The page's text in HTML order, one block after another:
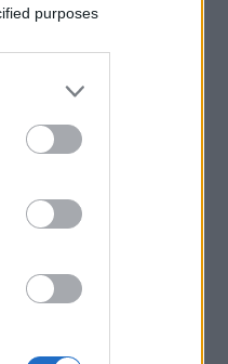
purposes